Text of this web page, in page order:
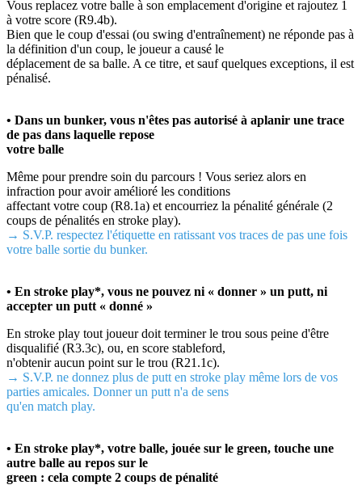
Vous replacez votre balle à son emplacement d'origine et rajoutez 1
à votre score (R9.4b).
Bien que le coup d'essai (ou swing d'entraînement) ne réponde pas à
la définition d'un coup, le joueur a causé le
déplacement de sa balle. A ce titre, et sauf quelques exceptions, il est
pénalisé.
• Dans un bunker, vous n'êtes pas autorisé à aplanir une trace
de pas dans laquelle repose
votre balle
Même pour prendre soin du parcours ! Vous seriez alors en
infraction pour avoir amélioré les conditions
affectant votre coup (R8.1a) et encourriez la pénalité générale (2
coups de pénalités en stroke play).
→ S.V.P. respectez l'étiquette en ratissant vos traces de pas une fois
votre balle sortie du bunker.
• En stroke play*, vous ne pouvez ni « donner » un putt, ni
accepter un putt « donné »
En stroke play tout joueur doit terminer le trou sous peine d'être
disqualifié (R3.3c), ou, en score stableford,
n'obtenir aucun point sur le trou (R21.1c).
→ S.V.P. ne donnez plus de putt en stroke play même lors de vos
parties amicales. Donner un putt n'a de sens
qu'en match play.
• En stroke play*, votre balle, jouée sur le green, touche une
autre balle au repos sur le
green : cela compte 2 coups de pénalité